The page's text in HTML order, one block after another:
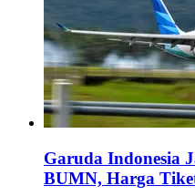
Garuda Indonesia
BUMN, Harga